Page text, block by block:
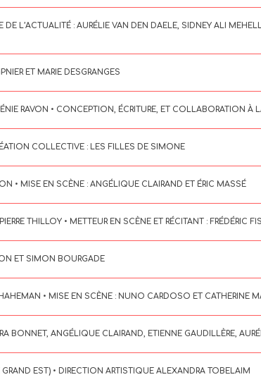
DE L’ACTUALITÉ : AURÉLIE VAN DEN DAELE, SIDNEY ALI
ET MARIE DESGRANGES
RAVON • CONCEPTION, ÉCRITURE, ET COLLABORATION À
COLLECTIVE : LES FILLES DE SIMONE
• MISE EN SCÈNE : ANGÉLIQUE CLAIRAND ET ÉRIC MASSÉ
THILLOY • METTEUR EN SCÈNE ET RÉCITANT : FRÉDÉRIC
ET SIMON BOURGADE
• MISE EN SCÈNE : NUNO CARDOSO ET CATHERINE
BONNET, ANGÉLIQUE CLAIRAND, ETIENNE GAUDILLÈRE,
EST) • DIRECTION ARTISTIQUE ALEXANDRA TOBELAIM